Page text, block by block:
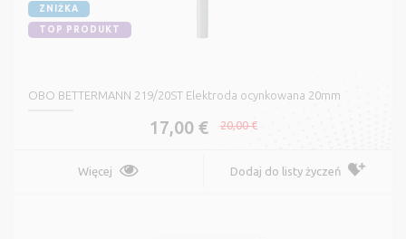
ZNIŻKA
TOP PRODUKT
OBO BETTERMANN 219/20ST Elektroda ocynkowana 20mm
17,00 € 20,00 €
Więcej Dodaj do listy życzeń